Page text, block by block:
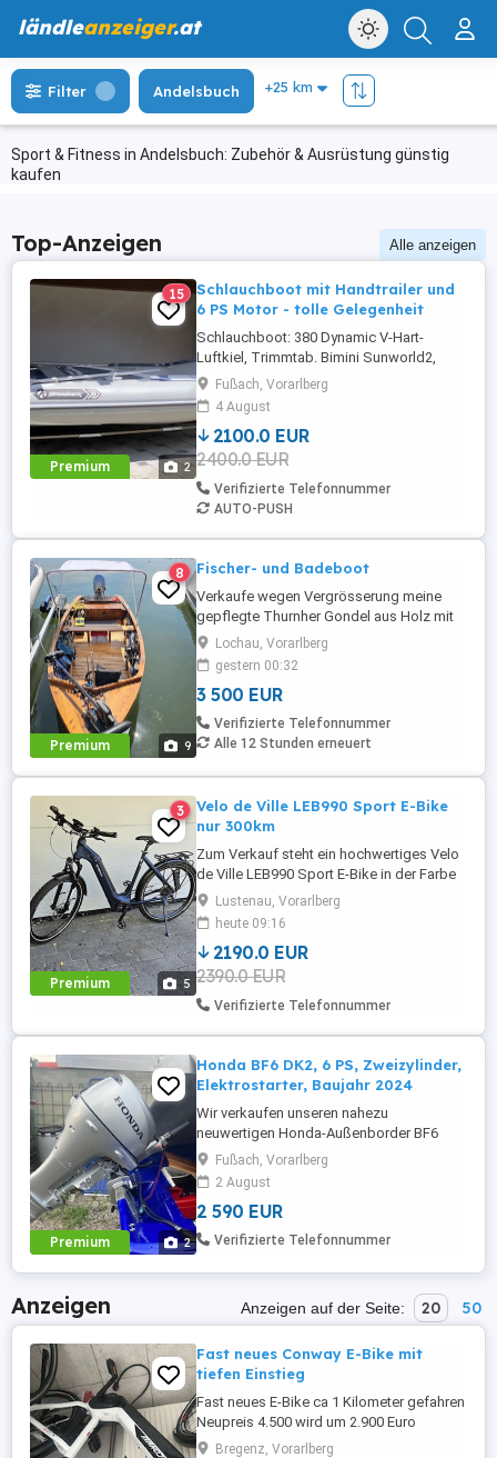
ländleanzeiger.at
Sport & Fitness in Andelsbuch: Zubehör & Ausrüstung günstig
kaufen
Filter Andelsbuch
Top-Anzeigen Alle anzeigen
Premium 2
15
Schlauchboot mit Handtrailer und
6 PS Motor - tolle Gelegenheit
Schlauchboot: 380 Dynamic V-Hart-
Luftkiel, Trimmtab. Bimini Sunworld2,
Neupreis 2.371,- Handtrailer: Falterbarer
Bootswagen, Slipwagen, SUPROD TR350-
L, schwarz-rot. Neupreis 243,- Honda
Außenborder: Honda BF-6AH
Normalschaft 6PS, Motorflosse,
Benzintank 12 Liter. Neupreis 1.695,- Alles
zusammen: ...
Fußach, Vorarlberg
4 August
2100.0 EUR
2400.0 EUR
Verifizierte Telefonnummer
AUTO-PUSH
Premium 9
8 Fischer- und Badeboot
Verkaufe wegen Vergrösserung meine
gepflegte Thurnher Gondel aus Holz mit
Bodenseezulassung. Das klassische Boot
überzeugt durch seine hochwertige
Holzverarbeitung und den
charakteristischen Look. Boot: Länge:
5,35 mtr. Breite: 1,60 mtr. Baujahr: 1983
Motor: Honda BF-20DK2 Langschaft 20
Lochau, Vorarlberg
gestern 00:32
3 500 EUR
Verifizierte Telefonnummer
Alle 12 Stunden erneuert
Premium 5
3
Velo de Ville LEB990 Sport E-Bike
nur 300km
Zum Verkauf steht ein hochwertiges Velo
de Ville LEB990 Sport E-Bike in der Farbe
Night Blue Matt Black. Daten: * Hersteller:
Velo de Ville * Modell: LEB990 Sport *
Motor: Bosch Performance Line CX *
Akku: Bosch PowerTube 625 Wh *
Rahmengröße: L * Farbe: Night Blue Matt
Black * Erstzulassung Kauf: ...
Lustenau, Vorarlberg
heute 09:16
2190.0 EUR
2390.0 EUR
Verifizierte Telefonnummer
Premium 2
Honda BF6 DK2, 6 PS, Zweizylinder,
Elektrostarter, Baujahr 2024
Wir verkaufen unseren nahezu
neuwertigen Honda-Außenborder BF6
DK2. Der Motor wurde 2024 angeschafft
und hat nur etwa 20 Betriebsstunden.
Durch den Elektrostarter lässt er sich
bequem und ohne Kraftaufwand starten.
Ein Ziehen am Starterseil ist nicht
Zweizylindermotor läuft ...
Fußach, Vorarlberg
2 August
2 590 EUR
Verifizierte Telefonnummer
Anzeigen Anzeigen auf der Seite: 20 50
Fast neues Conway E-Bike mit
tiefen Einstieg
Fast neues E-Bike ca 1 Kilometer gefahren
Neupreis 4.500 wird um 2.900 Euro
verkauft.
Bregenz, Vorarlberg